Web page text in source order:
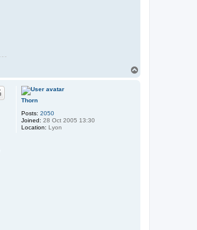
Thorn
Posts: 2050
Joined: 28 Oct 2005 13:30
Location: Lyon